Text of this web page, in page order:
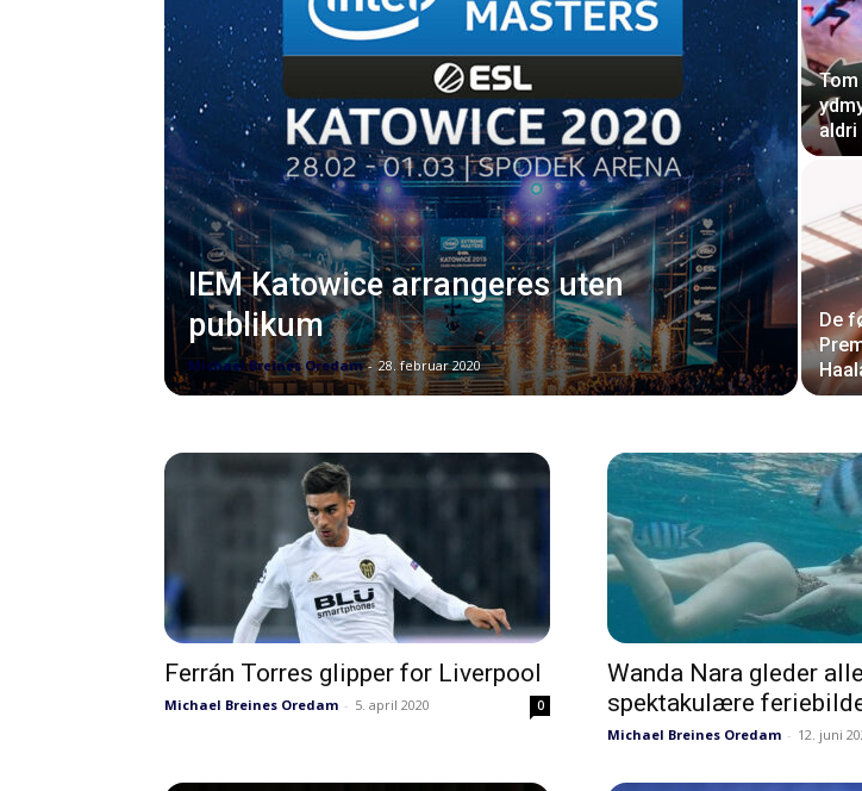
IEM Katowice arrangeres uten
publikum
Michael Breines Oredam - 28. februar 2020
aldri
De
Ferrán Torres glipper for Liverpool
Michael Breines Oredam - 5. april 2020 0
Wanda Nara gleder
spektakulære
Michael Breines Oredam - 12. juni